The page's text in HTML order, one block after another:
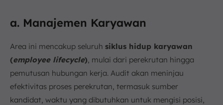
a. Manajemen Karyawan
Area ini mencakup seluruh siklus hidup karyawan
(employee lifecycle), mulai dari perekrutan hingga
pemutusan hubungan kerja. Audit akan meninjau
efektivitas proses perekrutan, termasuk sumber
kandidat, waktu yang dibutuhkan untuk mengisi posisi,